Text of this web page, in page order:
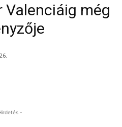
Valenciáig még
-